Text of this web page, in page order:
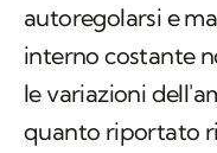
autoregolarsi e
interno costante
le variazioni
quanto riportato